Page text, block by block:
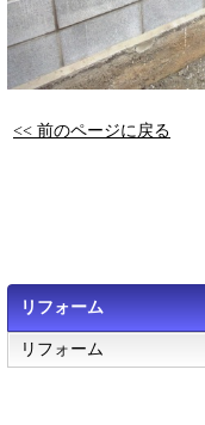
<< 前のページに戻る
リフォーム
リフォーム